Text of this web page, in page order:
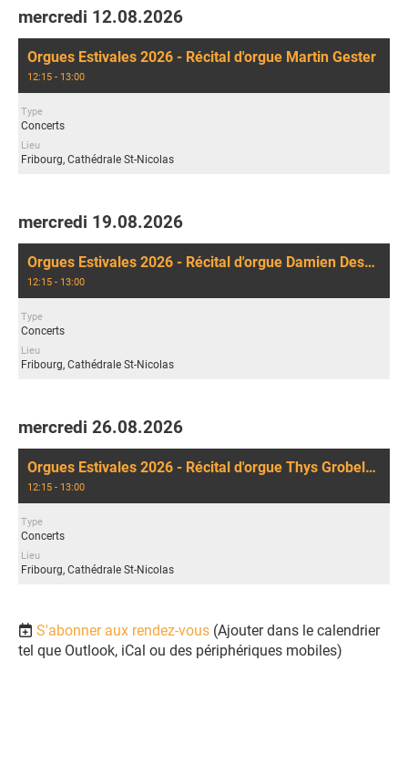
mercredi 12.08.2026
Orgues Estivales 2026 - Récital d'orgue Martin Gester
12:15 - 13:00
Type
Concerts
Lieu
Fribourg, Cathédrale St-Nicolas
mercredi 19.08.2026
Orgues Estivales 2026 - Récital d'orgue Damien Desbenoit
12:15 - 13:00
Type
Concerts
Lieu
Fribourg, Cathédrale St-Nicolas
mercredi 26.08.2026
Orgues Estivales 2026 - Récital d'orgue Thys Grobelnik
12:15 - 13:00
Type
Concerts
Lieu
Fribourg, Cathédrale St-Nicolas
S'abonner aux rendez-vous (Ajouter dans le calendrier
tel que Outlook, iCal ou des périphériques mobiles)